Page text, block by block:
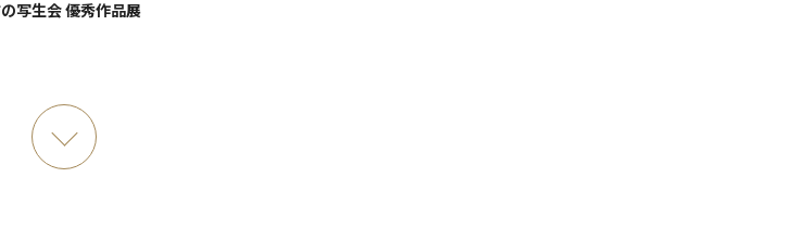
写生会 優秀作品展